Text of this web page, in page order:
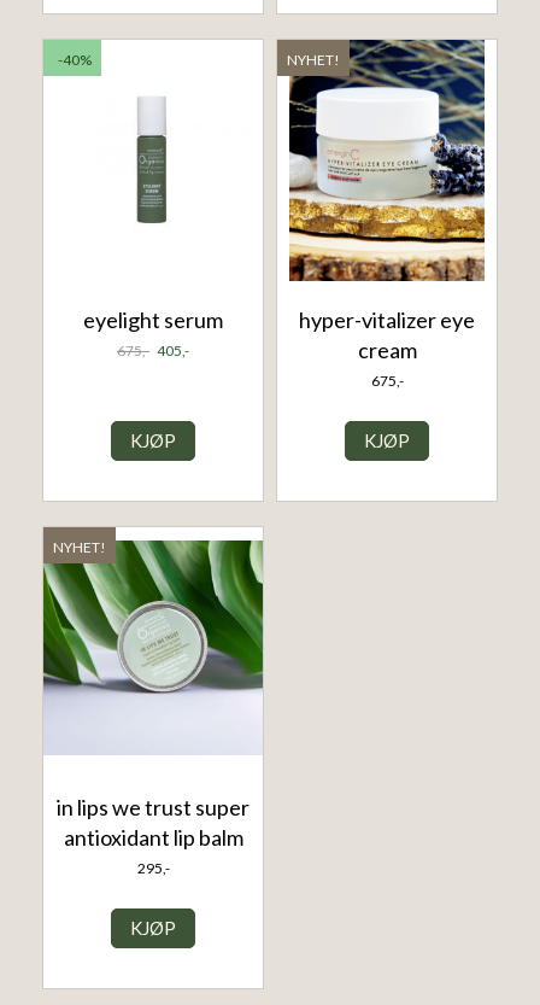
-40%
eyelight serum
675,- 405,-
KJØP
NYHET!
hyper-vitalizer eye
cream
675,-
KJØP
NYHET!
in lips we trust super
antioxidant lip balm
295,-
KJØP